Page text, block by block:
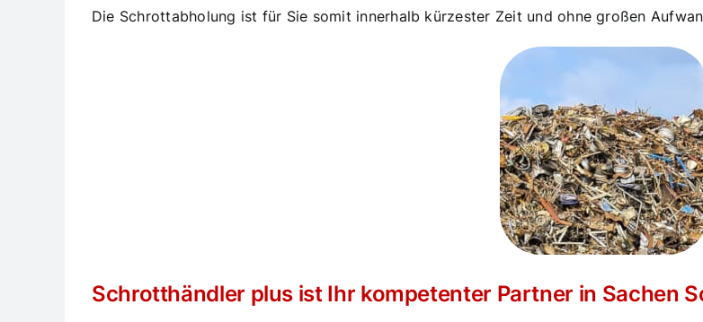
Die Schrottabholung ist für Sie somit innerhalb kürzester Zeit und ohne großen
Schrotthändler plus ist Ihr kompetenter Partner in Sachen